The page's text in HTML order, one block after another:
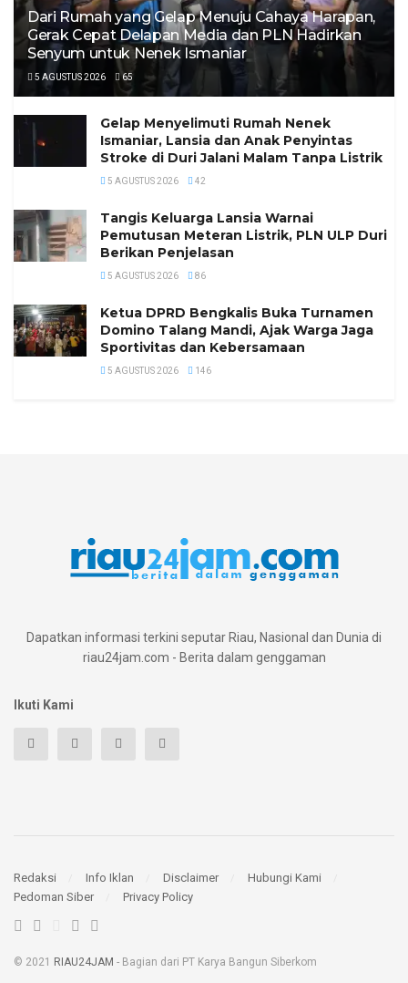
Dari Rumah yang Gelap Menuju Cahaya Harapan,
Gerak Cepat Delapan Media dan PLN Hadirkan
Senyum untuk Nenek Ismaniar
5 AGUSTUS 2026 65
Gelap Menyelimuti Rumah Nenek
Ismaniar, Lansia dan Anak Penyintas
Stroke di Duri Jalani Malam Tanpa Listrik
5 AGUSTUS 2026 42
Tangis Keluarga Lansia Warnai
Pemutusan Meteran Listrik, PLN ULP Duri
Berikan Penjelasan
5 AGUSTUS 2026 86
Ketua DPRD Bengkalis Buka Turnamen
Domino Talang Mandi, Ajak Warga Jaga
Sportivitas dan Kebersamaan
5 AGUSTUS 2026 146
Dapatkan informasi terkini seputar Riau, Nasional dan Dunia di
riau24jam.com - Berita dalam genggaman
Ikuti Kami
Redaksi Info Iklan Disclaimer
Hubungi Kami
Pedoman Siber
Privacy Policy
© 2021 RIAU24JAM - Bagian dari PT Karya Bangun Siberkom